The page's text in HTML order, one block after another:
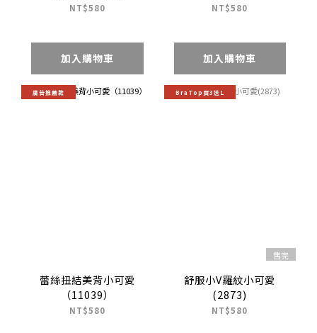
NT$580
加入購物車
NT$580
加入購物車
廣告推薦款
蕾絲扭結美背小可愛
（11039）
NT$580
BraTop買3送1
售完
舒服小V羅紋小可愛
(2873)
NT$580